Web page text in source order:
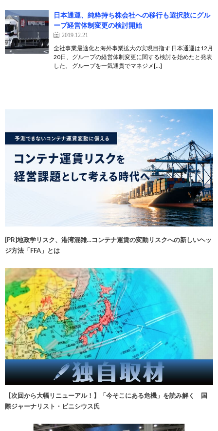
日本通運、純粋持ち株会社への移行も選択肢にグル
ープ経営体制変更の検討開始
2019.12.21
全社事業最適化と海外事業拡大の実現目指す 日本通運は12月
20日、グループの経営体制変更に関する検討を始めたと発表
した。 グループを一気通貫でマネジメ[…]
[PR]地政学リスク、港湾混雑…コンテナ運賃の変動リスクへの新しいヘッ
ジ方法「FFA」とは
【次回から大幅リニューアル！】「今そこにある危機」を読み解く 国
際ジャーナリスト・ビニシウス氏